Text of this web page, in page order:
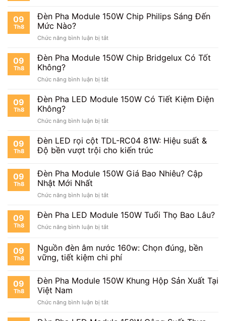
09
Th8
Đèn Pha Module 150W Chip Philips Sáng Đến
Mức Nào?
Chức năng bình luận bị tắtở
Pha
Module
Chip
Sáng
Nào?
09
Th8
Đèn Pha Module 150W Chip Bridgelux Có Tốt
Không?
Chức năng bình luận bị tắtở
Pha
Module
Chip
Có
Tốt
09
Th8
Đèn Pha LED Module 150W Có Tiết Kiệm Điện
Không?
Chức năng bình luận bị tắtở
Pha
LED
Module
Có
Điện
09
Th8
Đèn LED rọi cột TDL-RC04 81W: Hiệu suất &
Độ bền vượt trội cho kiến trúc
09
Th8
Đèn Pha Module 150W Giá Bao Nhiêu? Cập
Nhật Mới Nhất
Chức năng bình luận bị tắtở
Pha
Module
150W
Bao
Nhiêu?
Cập
Mới
09
Th8
Đèn Pha LED Module 150W Tuổi Thọ Bao Lâu?
Chức năng bình luận bị tắtở
Pha
LED
Module
Tuổi
Lâu?
09
Th8
Nguồn đèn âm nước 160w: Chọn đúng, bền
vững, tiết kiệm chi phí
09
Th8
Đèn Pha Module 150W Khung Hộp Sản Xuất Tại
Việt Nam
Chức năng bình luận bị tắtở
Pha